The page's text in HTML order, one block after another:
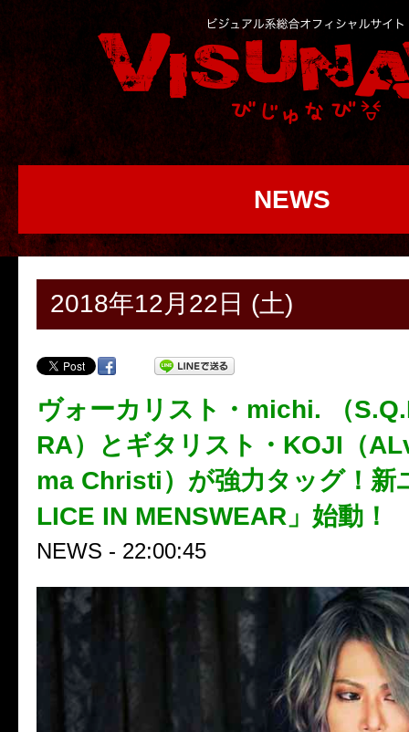
NEWS
2018年12月22日 (土)
ヴォーカリスト・michi. （
RA）とギタリスト・KOJI（
ma Christi）が強力タッグ！新
LICE IN MENSWEAR」始動！
NEWS - 22:00:45